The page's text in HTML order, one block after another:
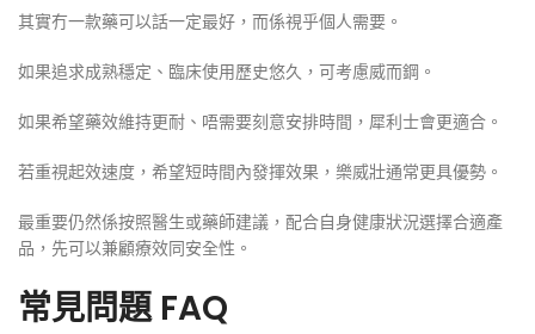
其實冇一款藥可以話一定最好，而係視乎個人需要。
如果追求成熟穩定、臨床使用歷史悠久，可考慮威而鋼。
如果希望藥效維持更耐、唔需要刻意安排時間，犀利士會更適合。
若重視起效速度，希望短時間內發揮效果，樂威壯通常更具優勢。
最重要仍然係按照醫生或藥師建議，配合自身健康狀況選擇合適產
品，先可以兼顧療效同安全性。
常見問題 FAQ